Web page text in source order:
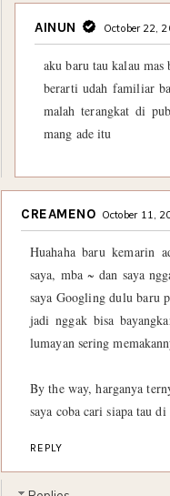
AINUN October 22,
aku baru tau kalau mas
berarti udah familiar
malah terangkat di
mang ade itu
CREAMENO October 11,
Huahaha baru kemarin
saya, mba ~ dan saya
saya Googling dulu baru
jadi nggak bisa
lumayan sering
By the way, harganya
saya coba cari siapa tau
REPLY